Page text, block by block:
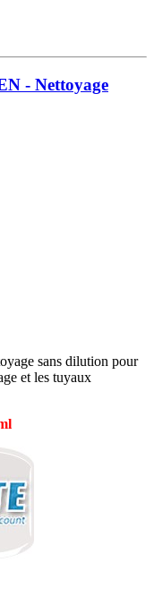
- Nettoyage
sans dilution pour
et les tuyaux